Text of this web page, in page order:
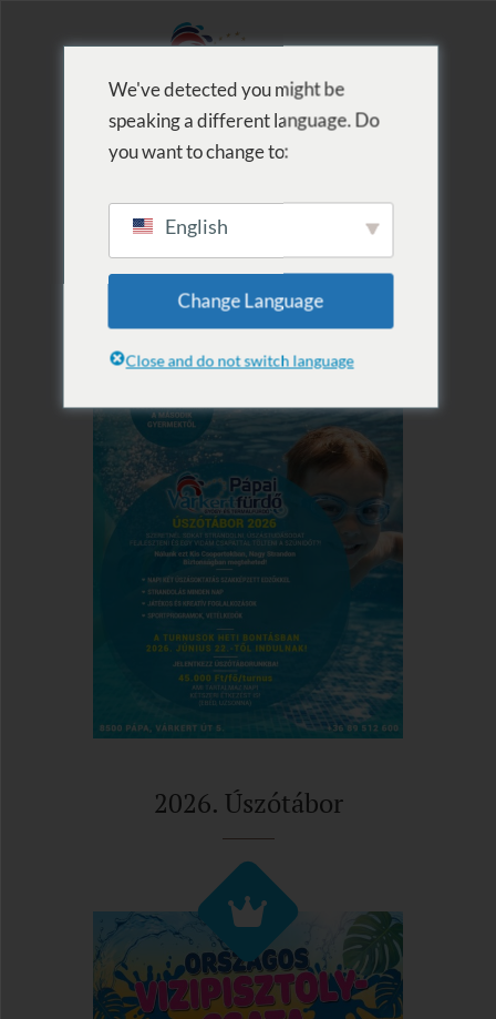
2026. Úszótábor
We've detected you might be
speaking a different language. Do
you want to change to:
English
Change Language
Close and do not switch language